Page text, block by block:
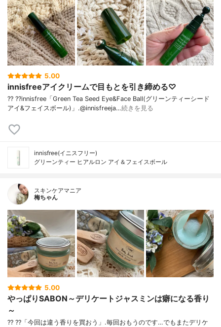
5.00
innisfreeアイクリームで目もとを引き締める♡
?? ??innisfree「Green Tea Seed Eye&Face Ball(グリーンティーシード
アイ&フェイスボール)」.@innisfreeja…続きを見る
innisfree(イニスフリー)
グリーンティー ヒアルロン アイ＆フェイスボール
スキンケアマニア
梅ちゃん
5.00
やっぱりSABON～デリケートジャスミンは癖になる香り
～
?? ??「今回は違う香りを買おう」.毎回おもうのです…でもまたデリケ